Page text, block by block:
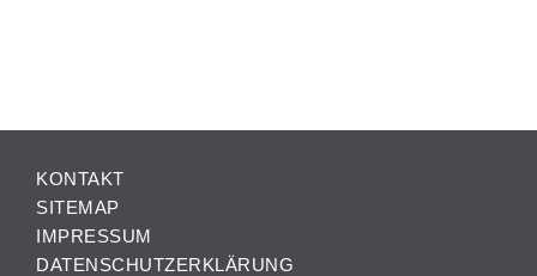
KONTAKT
SITEMAP
IMPRESSUM
DATENSCHUTZERKLÄRUNG